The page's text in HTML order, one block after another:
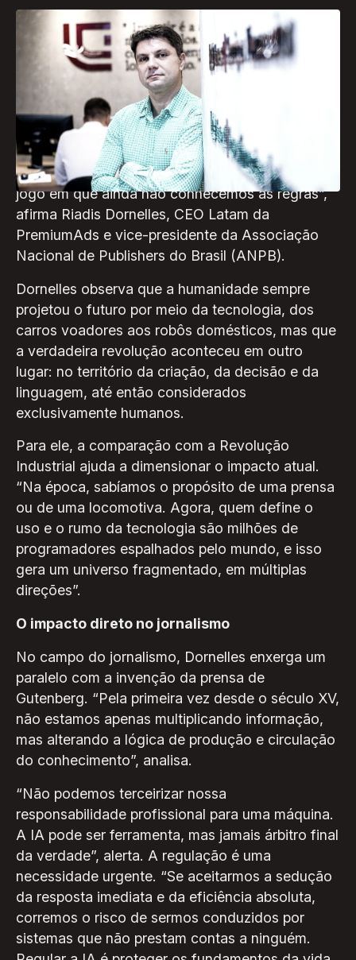
Enquanto o mundo discute os limites éticos e
políticos da inteligência artificial, cresce a
percepção de que o desafio não é apenas
tecnológico, mas civilizacional. “A
regulamentação da IA não é uma formalidade
burocrática. É o esforço de dar contorno a um
jogo em que ainda não conhecemos as regras”,
afirma Riadis Dornelles, CEO Latam da
PremiumAds e vice-presidente da Associação
Nacional de Publishers do Brasil (ANPB).
Dornelles observa que a humanidade sempre
projetou o futuro por meio da tecnologia, dos
carros voadores aos robôs domésticos, mas que
a verdadeira revolução aconteceu em outro
lugar: no território da criação, da decisão e da
linguagem, até então considerados
exclusivamente humanos.
Para ele, a comparação com a Revolução
Industrial ajuda a dimensionar o impacto atual.
“Na época, sabíamos o propósito de uma prensa
ou de uma locomotiva. Agora, quem define o
uso e o rumo da tecnologia são milhões de
programadores espalhados pelo mundo, e isso
gera um universo fragmentado, em múltiplas
direções”.
O impacto direto no jornalismo
No campo do jornalismo, Dornelles enxerga um
paralelo com a invenção da prensa de
Gutenberg. “Pela primeira vez desde o século XV,
não estamos apenas multiplicando informação,
mas alterando a lógica de produção e circulação
do conhecimento”, analisa.
“Não podemos terceirizar nossa
responsabilidade profissional para uma máquina.
A IA pode ser ferramenta, mas jamais árbitro final
da verdade”, alerta. A regulação é uma
necessidade urgente. “Se aceitarmos a sedução
da resposta imediata e da eficiência absoluta,
corremos o risco de sermos conduzidos por
sistemas que não prestam contas a ninguém.